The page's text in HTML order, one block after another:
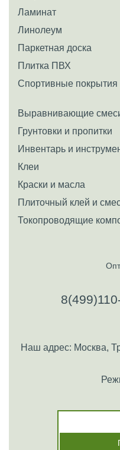
Ламинат
Линолеум
Паркетная доска
Плитка ПВХ
Спортивные покрытия
Выравнивающие
Грунтовки и пропитки
Инвентарь и
Клеи
Краски и масла
Плиточный клей и
Токопроводящие
Наш адрес: Москва,